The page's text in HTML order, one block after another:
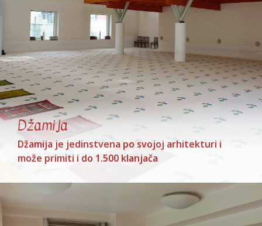
Džamija
Džamija je jedinstvena po svojoj arhitekturi i
može primiti i do 1.500 klanjača